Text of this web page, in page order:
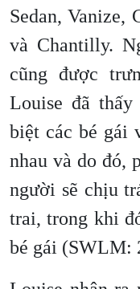
Sedan, Vanize,
và Chantilly.
cũng được
Louise đã
biệt các bé gái
nhau và do đó,
người sẽ chịu
trai, trong khi
bé gái (SWLM: